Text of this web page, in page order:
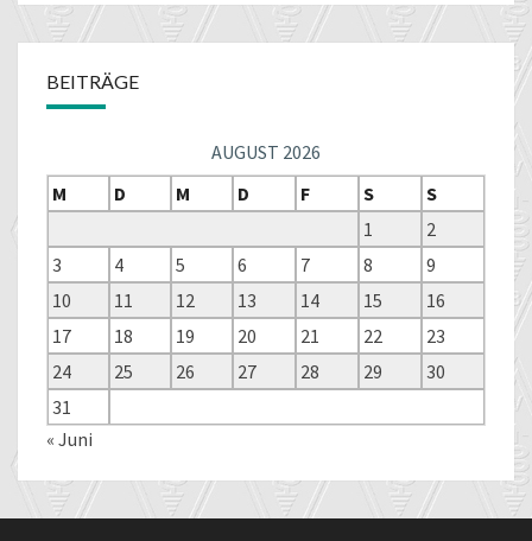
BEITRÄGE
AUGUST 2026
M
D M D F S
S
1
2
3
4 5 6 7 8
9
10
11 12 13 14 15
16
17
18 19 20 21 22
23
24
25 26 27 28 29
30
31
« Juni